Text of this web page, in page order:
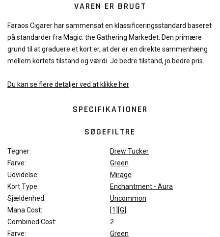
VAREN ER BRUGT
Faraos Cigarer har sammensat en klassificeringsstandard baseret
på standarder fra Magic: the Gathering Markedet. Den primære
grund til at graduere et kort er, at der er en direkte sammenhæng
mellem kortets tilstand og værdi. Jo bedre tilstand, jo bedre pris.
Du kan se flere detaljer ved at klikke her
SPECIFIKATIONER
SØGEFILTRE
Tegner:
Drew Tucker
Farve:
Green
Udvidelse:
Mirage
Kort Type:
Enchantment - Aura
Sjældenhed:
Uncommon
Mana Cost:
[1][G]
Combined Cost:
2
Farve:
Green